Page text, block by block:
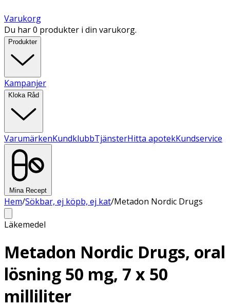
Varukorg
Du har 0 produkter i din varukorg.
Produkter
Kampanjer
Kloka Råd
VarumärkenKundklubbTjänsterHitta apotekKundservice
Mina Recept
Hem/Sökbar, ej köpb, ej kat/Metadon Nordic Drugs
Läkemedel
Metadon Nordic Drugs, oral
lösning 50 mg, 7 x 50
milliliter